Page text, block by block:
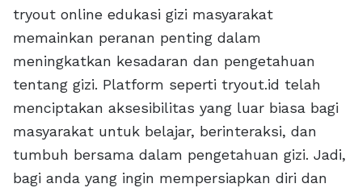
tryout online edukasi gizi masyarakat
memainkan peranan penting dalam
meningkatkan kesadaran dan pengetahuan
tentang gizi. Platform seperti tryout.id telah
menciptakan aksesibilitas yang luar biasa bagi
masyarakat untuk belajar, berinteraksi, dan
tumbuh bersama dalam pengetahuan gizi. Jadi,
bagi anda yang ingin mempersiapkan diri dan